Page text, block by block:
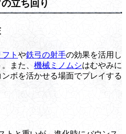
立ち回り
ト や鉄弓の射手の効果を活用し
また、 機械ミノムシはむやみに
ボを活かせる場面でプレイする